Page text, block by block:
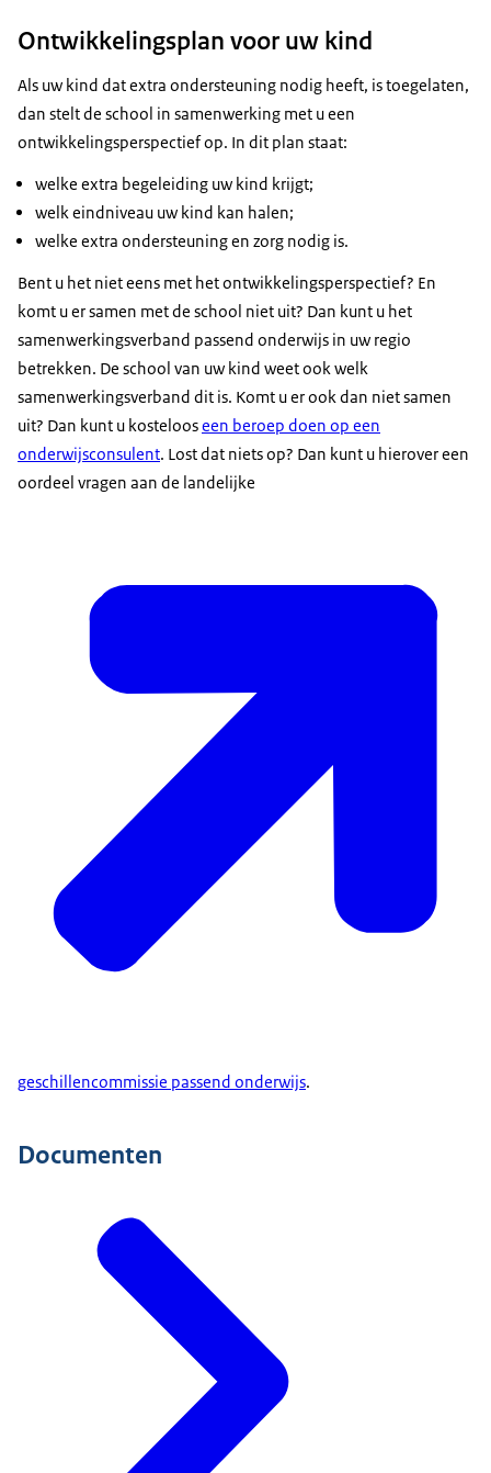
Ontwikkelingsplan voor uw kind
Als uw kind dat extra ondersteuning nodig heeft, is toegelaten,
dan stelt de school in samenwerking met u een
ontwikkelingsperspectief op. In dit plan staat:
welke extra begeleiding uw kind krijgt;
welk eindniveau uw kind kan halen;
welke extra ondersteuning en zorg nodig is.
Bent u het niet eens met het ontwikkelingsperspectief? En
komt u er samen met de school niet uit? Dan kunt u het
samenwerkingsverband passend onderwijs in uw regio
betrekken. De school van uw kind weet ook welk
samenwerkingsverband dit is. Komt u er ook dan niet samen
uit? Dan kunt u kostelooseen beroep doen op een
onderwijsconsulent. Lost dat niets op? Dan kunt u hierover een
oordeel vragen aan de landelijke
geschillencommissie passend onderwijs.
Documenten